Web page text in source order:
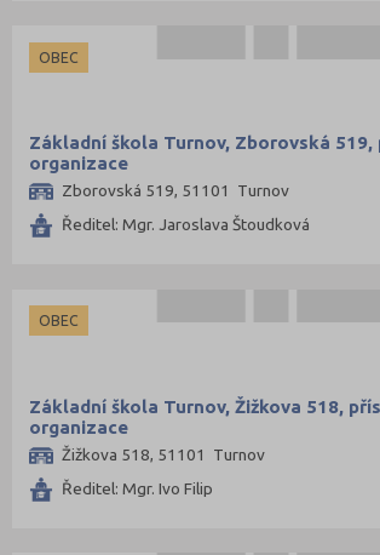
OBEC
Základní škola Turnov, Zborovská 519,
organizace
Zborovská 519, 51101 Turnov
Ředitel: Mgr. Jaroslava Štoudková
OBEC
Základní škola Turnov, Žižkova 518,
organizace
Žižkova 518, 51101 Turnov
Ředitel: Mgr. Ivo Filip